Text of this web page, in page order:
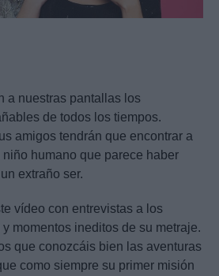
a nuestras pantallas los
de todos los tiempos.
amigos tendrán que encontrar a
humano que parece haber
extraño ser.
vídeo con entrevistas a los
momentos ineditos de su metraje.
que conozcáis bien las aventuras
como siempre su primer misión